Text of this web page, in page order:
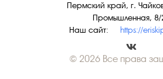
Наш сайт: https://
Пермский край, г.
Промышленная, 8/
© 2026 Все права